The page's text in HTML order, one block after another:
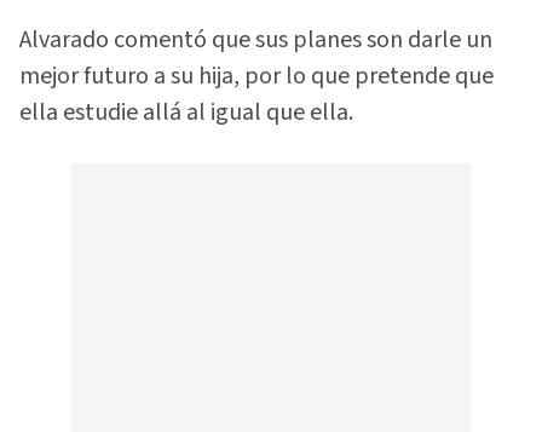
Alvarado comentó que sus planes son darle un
mejor futuro a su hija, por lo que pretende que
ella estudie allá al igual que ella.